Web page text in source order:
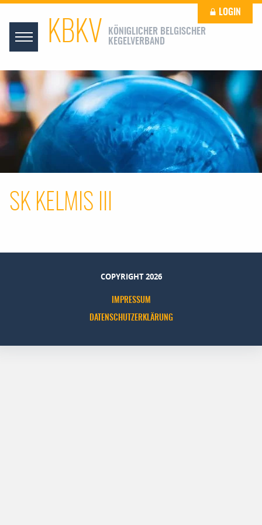
KBKV
KÖNIGLICHER BELGISCHER
KEGELVERBAND
LOGIN
SK KELMIS III
COPYRIGHT 2026
IMPRESSUM
DATENSCHUTZERKLÄRUNG